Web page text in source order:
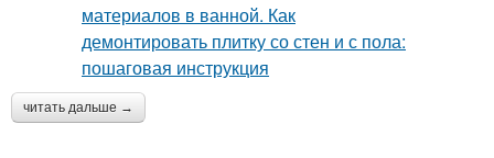
читать дальше →